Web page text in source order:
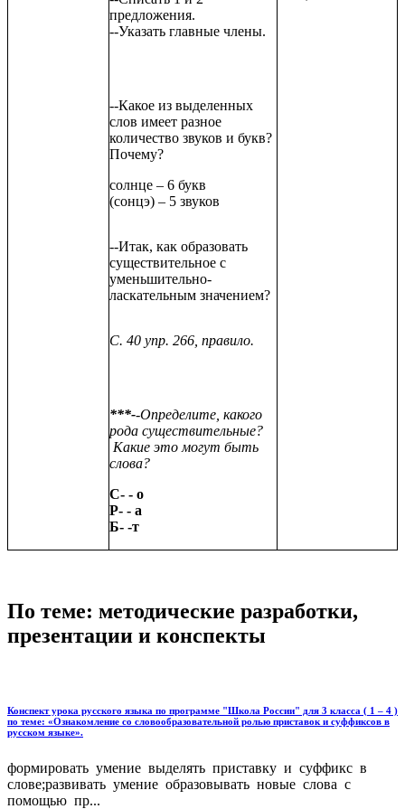
предложения.
--Указать главные члены.
--Какое из выделенных
слов имеет разное
количество звуков и букв?
Почему?
солнце – 6 букв
(сонцэ) – 5 звуков
--Итак, как образовать
существительное с
уменьшительно-
ласкательным значением?
С. 40 упр. 266, правило.
***--Определите, какого
рода существительные?
Какие это могут быть
слова?
С- - о
Р- - а
Б- -т
По теме: методические разработки,
презентации и конспекты
Конспект урока русского языка по программе "Школа России" для 3 класса ( 1 – 4 )
по теме: «Ознакомление со словообразовательной ролью приставок и суффиксов в
русском языке».
формировать умение выделять приставку и суффикс в
слове;развивать умение образовывать новые слова с
помощью пр...